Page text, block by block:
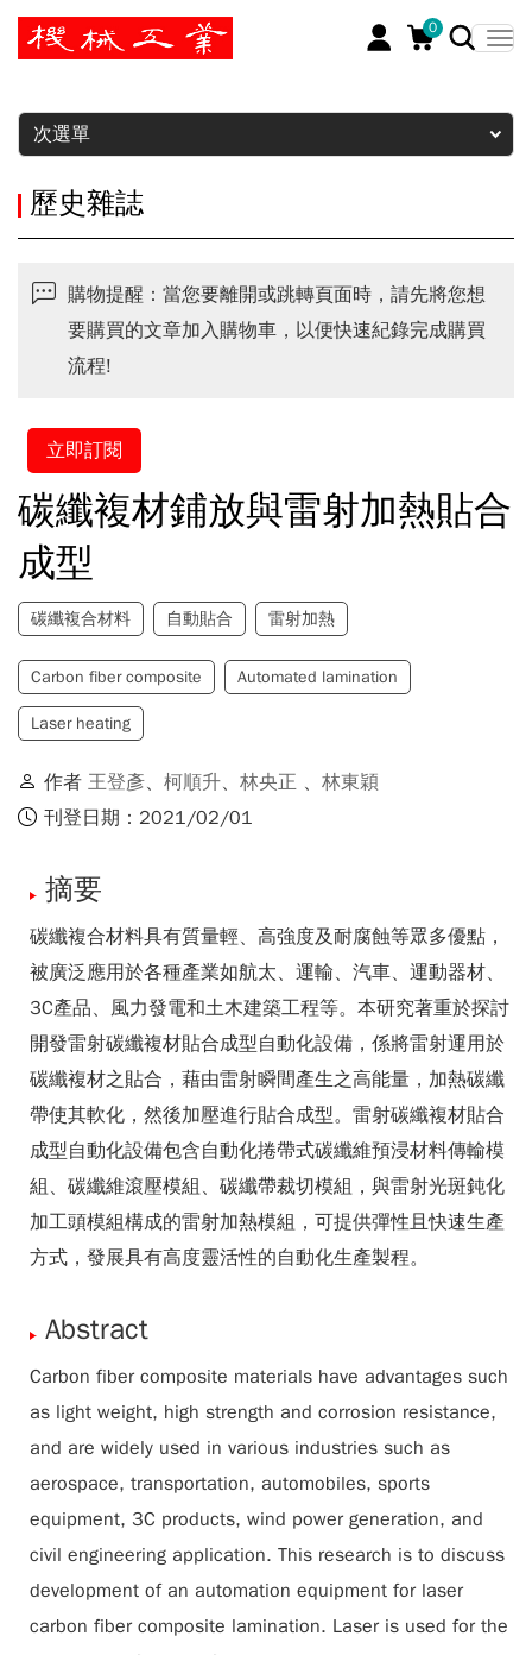
0
暫停
次選單
歷史雜誌
購物提醒：當您要離開或跳轉頁面時，請先將您想
要購買的文章加入購物車，以便快速紀錄完成購買
流程!
立即訂閱
碳纖複材鋪放與雷射加熱貼合
成型
碳纖複合材料 自動貼合 雷射加熱
Carbon fiber composite Automated lamination
Laser heating
作者 王登彥、 柯順升、 林央正 、 林東穎
刊登日期：2021/02/01
摘要
碳纖複合材料具有質量輕、高強度及耐腐蝕等眾多優點，
被廣泛應用於各種產業如航太、運輸、汽車、運動器材、
3C產品、風力發電和土木建築工程等。本研究著重於探討
開發雷射碳纖複材貼合成型自動化設備，係將雷射運用於
碳纖複材之貼合，藉由雷射瞬間產生之高能量，加熱碳纖
帶使其軟化，然後加壓進行貼合成型。雷射碳纖複材貼合
成型自動化設備包含自動化捲帶式碳纖維預浸材料傳輸模
組、碳纖維滾壓模組、碳纖帶裁切模組，與雷射光斑鈍化
加工頭模組構成的雷射加熱模組，可提供彈性且快速生產
方式，發展具有高度靈活性的自動化生產製程。
Abstract
Carbon fiber composite materials have advantages such
as light weight, high strength and corrosion resistance,
and are widely used in various industries such as
aerospace, transportation, automobiles, sports
equipment, 3C products, wind power generation, and
civil engineering application. This research is to discuss
development of an automation equipment for laser
carbon fiber composite lamination. Laser is used for the